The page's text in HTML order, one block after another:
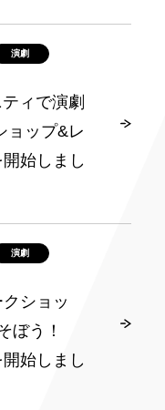
演劇
ィで演劇
ョップ&レ
始しまし
演劇
ショッ
ぼう！
始しまし